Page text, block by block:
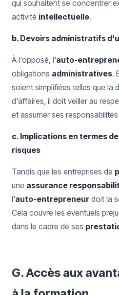
qui souhaitent se concentrer
activité intellectuelle.
b. Devoirs administratifs
À l'opposé, l'auto-
obligations administratives.
soient simplifiées telles que la
d'affaires, il doit veiller au
et assumer ses
c. Implications en termes
risques
Tandis que les entreprises de
une assurance
l'auto-entrepreneur doit la
Cela couvre les éventuels
dans le cadre de ses
G. Accès aux